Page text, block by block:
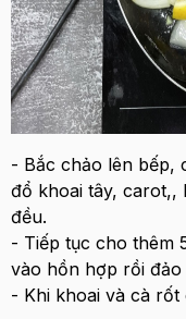
- Bắc chảo lên bếp,
đổ khoai tây, carot,,
đều.
- Tiếp tục cho thêm
vào hồn hợp rồi đảo
- Khi khoai và cà